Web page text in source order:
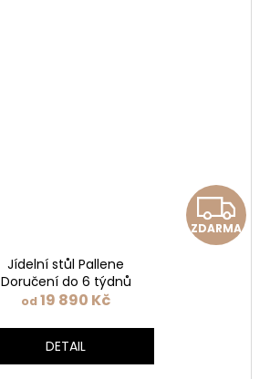
Z
D
ZDARMA
Jídelní stůl Pallene
Doručení do 6 týdnů
od19 890 Kč
DETAIL